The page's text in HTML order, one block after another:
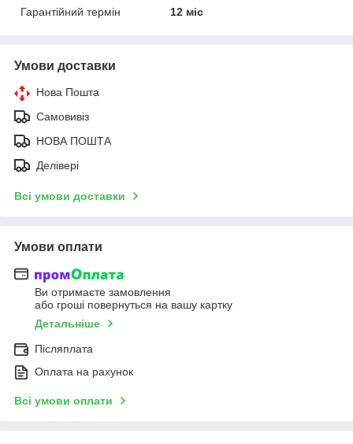
Гарантійний термін
12 міс
Умови доставки
Нова Пошта
Самовивіз
НОВА ПОШТА
Делівері
Всі умови доставки
Умови оплати
Ви отримаєте замовлення
або гроші повернуться на вашу картку
Детальніше
Післяплата
Оплата на рахунок
Всі умови оплати